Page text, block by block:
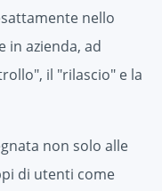
nello
in azienda, ad
il "rilascio" e la
non solo alle
di utenti come